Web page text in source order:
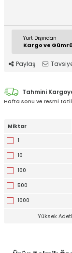
Yurt Dışından
Kargo ve
Paylaş
Tahmini
Hafta sonu ve resmi
Miktar
1
10
100
500
1000
Yüksek